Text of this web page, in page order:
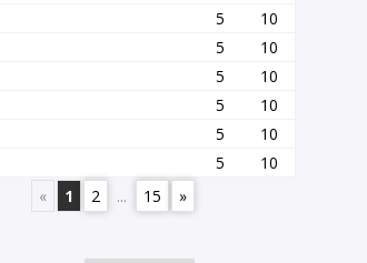
5
10
5
10
5
10
5
10
5
10
5
10
«
1 2 ... 15 »